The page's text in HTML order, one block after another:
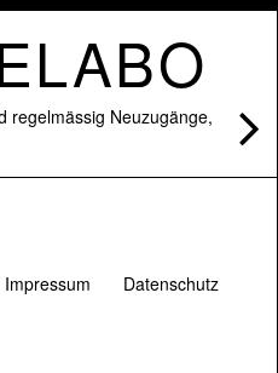
regelmässig Neuzugänge,
Impressum Datenschutz